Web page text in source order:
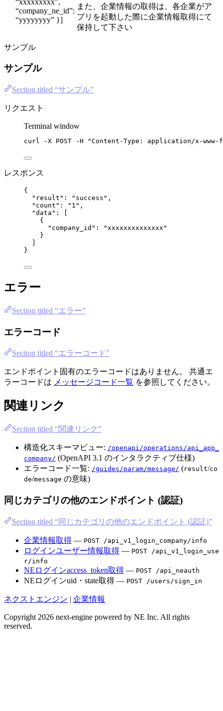
“company_ne_id”:
“yyyyyyyy” }]
また、企業情報の取得は、各企業がア
プリを起動した際に企業情報取得にて
保持して下さい
サンプル
サンプル
Section titled “サンプル”
リクエスト
Terminal window
curl -X POST -H "Content-Type: application/x-www-
レスポンス
{
"result" : " success " ,
"count" : " 1 " ,
"data" : [
{
"company_id" : "xxxxxxxxxxxxxx "
}
}
エラー
Section titled “エラー”
エラーコード
Section titled “エラーコード”
エンドポイント固有のエラーコードはありません。 共通エ
ラーコードは メッセージコード一覧 を参照してください。
関連リンク
Section titled “関連リンク”
構造化スキーマビュー: /openapi/operations/api_app_
company/ (OpenAPI 3.1 のインタラクティブ仕様)
エラーコード一覧: /guides/param/message/ (result/co
de/message の意味)
同じカテゴリの他のエンドポイント (認証)
Section titled “同じカテゴリの他のエンドポイント (認証)”
企業情報取得 — POST /api_v1_login_company/info
ログインユーザー情報取得 — POST /api_v1_login_use
r/info
NEログインaccess_token取得 — POST /api_neauth
NEログインuid・state取得 — POST /users/sign_in
ネクストエンジン | 企業情報
Copyright 2026 next-engine powered by NE Inc. All rights
reserved.